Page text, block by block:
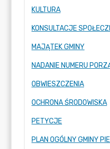
KULTURA
KONSULTACJE
MAJĄTEK GMINY
NADANIE NUMERU
OBWIESZCZENIA
OCHRONA ŚRODOWISKA
PETYCJE